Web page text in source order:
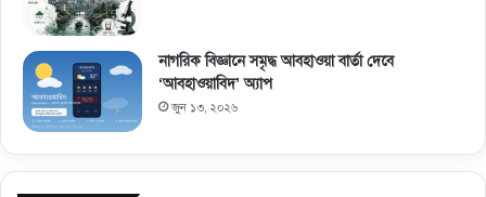
নাগরিক বিজ্ঞানে সমৃদ্ধ আবহাওয়া বার্তা দেবে
‘আবহাওয়াবিদ’ অ্যাপ
জুন ১৩, ২০২৬